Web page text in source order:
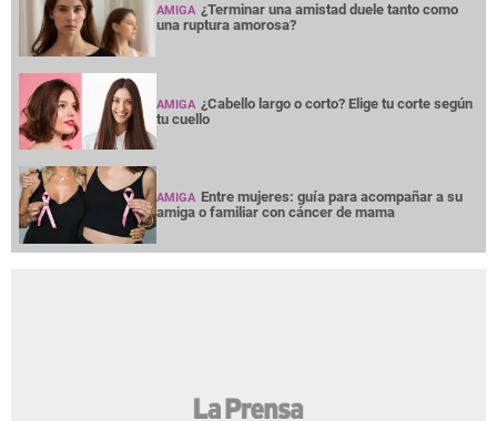
AMIGA ¿Terminar una amistad duele tanto como
una ruptura amorosa?
AMIGA ¿Cabello largo o corto? Elige tu corte según
tu cuello
AMIGA Entre mujeres: guía para acompañar a su
amiga o familiar con cáncer de mama